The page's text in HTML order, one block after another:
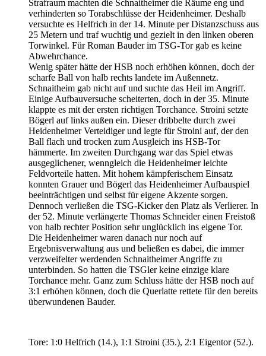
Strafraum machten die Schnaitheimer die Räume eng und
verhinderten so Torabschlüsse der Heidenheimer. Deshalb
versuchte es Helfrich in der 14. Minute per Distanzschuss aus
25 Metern und traf wuchtig und gezielt in den linken oberen
Torwinkel. Für Roman Bauder im TSG-Tor gab es keine
Abwehrchance.
Wenig später hätte der HSB noch erhöhen können, doch der
scharfe Ball von halb rechts landete im Außennetz.
Schnaitheim gab nicht auf und suchte das Heil im Angriff.
Einige Aufbauversuche scheiterten, doch in der 35. Minute
klappte es mit der ersten richtigen Torchance. Stroini setzte
Bögerl auf links außen ein. Dieser dribbelte durch zwei
Heidenheimer Verteidiger und legte für Stroini auf, der den
Ball flach und trocken zum Ausgleich ins HSB-Tor
hämmerte. Im zweiten Durchgang war das Spiel etwas
ausgeglichener, wenngleich die Heidenheimer leichte
Feldvorteile hatten. Mit hohem kämpferischem Einsatz
konnten Grauer und Bögerl das Heidenheimer Aufbauspiel
beeinträchtigen und selbst für eigene Akzente sorgen.
Dennoch verließen die TSG-Kicker den Platz als Verlierer. In
der 52. Minute verlängerte Thomas Schneider einen Freistoß
von halb rechter Position sehr unglücklich ins eigene Tor.
Die Heidenheimer waren danach nur noch auf
Ergebnisverwaltung aus und beließen es dabei, die immer
verzweifelter werdenden Schnaitheimer Angriffe zu
unterbinden. So hatten die TSGler keine einzige klare
Torchance mehr. Ganz zum Schluss hätte der HSB noch auf
3:1 erhöhen können, doch die Querlatte rettete für den bereits
überwundenen Bauder.
Tore: 1:0 Helfrich (14.), 1:1 Stroini (35.), 2:1 Eigentor (52.).